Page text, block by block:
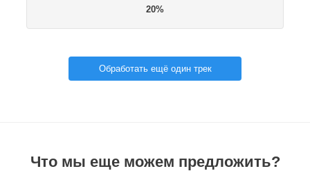
20%
Обработать ещё один трек
Что мы еще можем предложить?